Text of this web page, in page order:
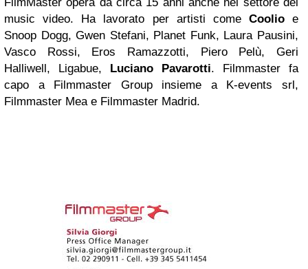
music video. Ha lavorato per artisti come Coolioe
Snoop Dogg, Gwen Stefani, Planet Funk, Laura Pausini,
Vasco Rossi, Eros Ramazzotti, Piero Pelù, Geri
Halliwell, Ligabue, Luciano Pavarotti. Filmmaster fa
capo a Filmmaster Group insieme a K-events srl,
Filmmaster Mea e Filmmaster Madrid.